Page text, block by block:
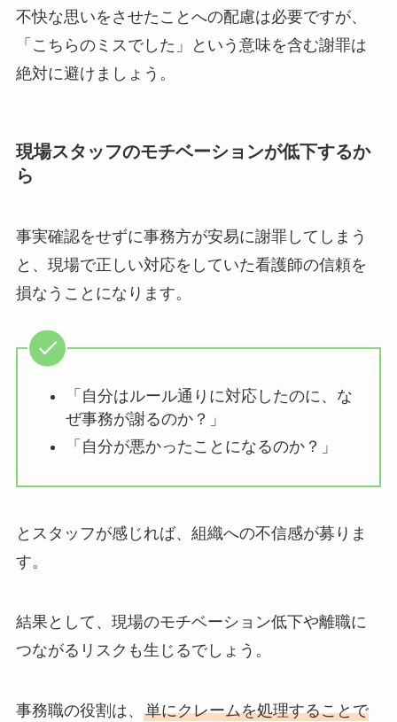
不快な思いをさせたことへの配慮は必要ですが、
「こちらのミスでした」という意味を含む謝罪は
絶対に避けましょう。
現場スタッフのモチベーションが低下するか
ら
事実確認をせずに事務方が安易に謝罪してしまう
と、現場で正しい対応をしていた看護師の信頼を
損なうことになります。
「自分はルール通りに対応したのに、な
ぜ事務が謝るのか？」
「自分が悪かったことになるのか？」
とスタッフが感じれば、組織への不信感が募りま
す。
結果として、現場のモチベーション低下や離職に
つながるリスクも生じるでしょう。
事務職の役割は、 単にクレームを処理することで